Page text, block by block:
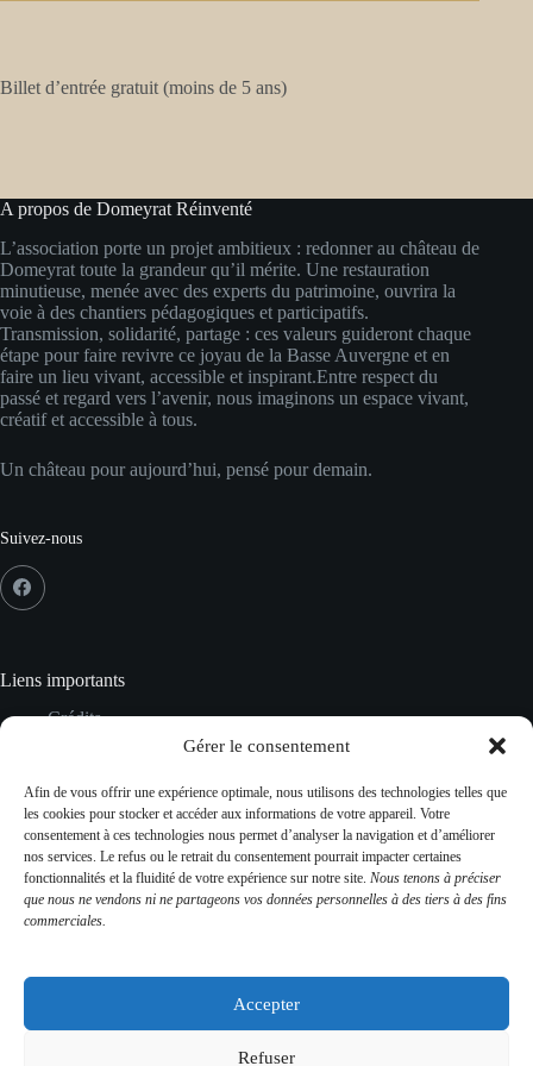
Gérer le consentement
Afin de vous offrir une expérience optimale, nous utilisons des technologies telles que
les cookies pour stocker et accéder aux informations de votre appareil. Votre
consentement à ces technologies nous permet d’analyser la navigation et d’améliorer
nos services. Le refus ou le retrait du consentement pourrait impacter certaines
fonctionnalités et la fluidité de votre expérience sur notre site. Nous tenons à préciser
que nous ne vendons ni ne partageons vos données personnelles à des tiers à des fins
commerciales.
Accepter
Refuser
Billet d’entrée gratuit (moins de 5 ans)
A propos de Domeyrat Réinventé
L’association porte un projet ambitieux : redonner au château de
Domeyrat toute la grandeur qu’il mérite. Une restauration
minutieuse, menée avec des experts du patrimoine, ouvrira la
voie à des chantiers pédagogiques et participatifs.
Transmission, solidarité, partage : ces valeurs guideront chaque
étape pour faire revivre ce joyau de la Basse Auvergne et en
faire un lieu vivant, accessible et inspirant.Entre respect du
passé et regard vers l’avenir, nous imaginons un espace vivant,
créatif et accessible à tous.
Un château pour aujourd’hui, pensé pour demain.
Suivez-nous
Liens importants
Crédits
Gestion des cookies
Plan du site
CGV
Contact
Contact Info
481 rue du château 43230 Domeyrat